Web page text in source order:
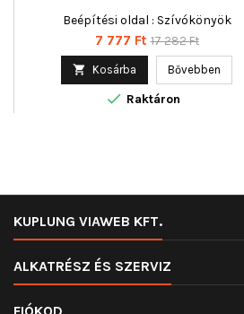
Beépítési oldal : Szívókönyök
Ár
7 777 Ft Normál
17 282 Ft
 Kosárba Bővebben
 Raktáron
KUPLUNG VIAWEB KFT.
ALKATRÉSZ ÉS SZERVIZ
FIÓKOD